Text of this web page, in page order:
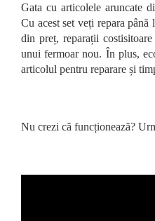
Gata cu articolele aruncate
Cu acest set veți repara
din preț, reparații
unui fermoar nou. În plus,
articolul pentru reparare și
Nu crezi că funcționează?